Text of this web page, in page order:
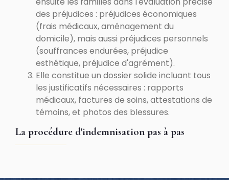
des préjudices : préjudices économiques
(frais médicaux, aménagement du
domicile), mais aussi préjudices personnels
(souffrances endurées, préjudice
esthétique, préjudice d'agrément).
Elle constitue un dossier solide incluant tous
les justificatifs nécessaires : rapports
médicaux, factures de soins, attestations de
témoins, et photos des blessures.
La procédure d'indemnisation pas à pas